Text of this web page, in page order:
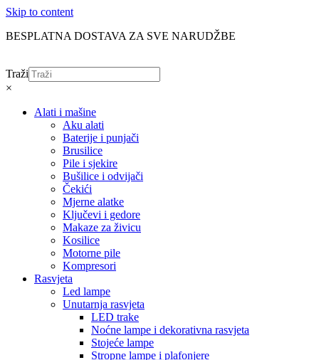
Skip to content
BESPLATNA DOSTAVA ZA SVE NARUDŽBE
Traži
×
Alati i mašine
Aku alati
Baterije i punjači
Brusilice
Pile i sjekire
Bušilice i odvijači
Čekići
Mjerne alatke
Ključevi i gedore
Makaze za živicu
Kosilice
Motorne pile
Kompresori
Rasvjeta
Led lampe
Unutarnja rasvjeta
LED trake
Noćne lampe i dekorativna rasvjeta
Stojeće lampe
Stropne lampe i plafonjere